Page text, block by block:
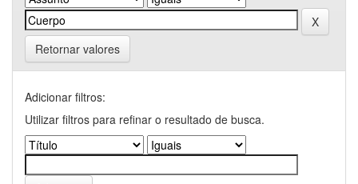
Retornar valores
Adicionar filtros:
Utilizar filtros para refinar o resultado de busca.